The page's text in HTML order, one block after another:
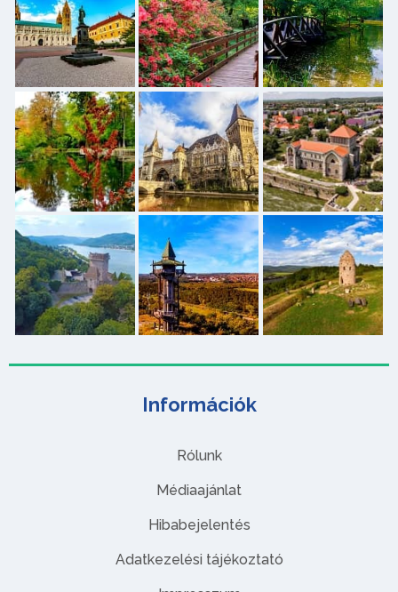
Információk
Rólunk
Médiaajánlat
Hibabejelentés
Adatkezelési tájékoztató